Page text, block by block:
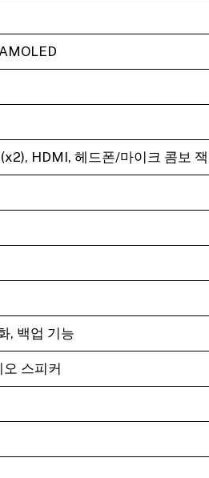
HDMI, 헤드폰/마이크 콤보 잭
, 백업 기능
스피커